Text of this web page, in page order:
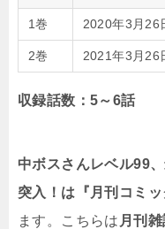
1巻 2020年3月26
2巻 2021年3月26
収録話数：5～6話
中ボスさんレベル99
突入！は『月刊コミッ
ます。こちらは 月刊